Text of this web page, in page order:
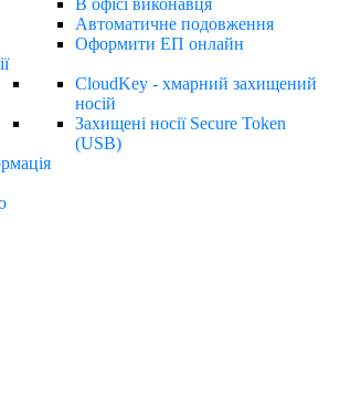
В офісі виконавця
Автоматичне подовження
Оформити ЕП онлайн
CloudKey - хмарний захищений
носій
Захищені носії Secure Token
(USB)